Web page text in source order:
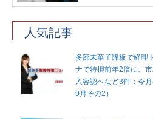
人気記事
多部未華子降板で経理
ナで特損前年2倍に、
入容認へなど3件：今
9月その2）